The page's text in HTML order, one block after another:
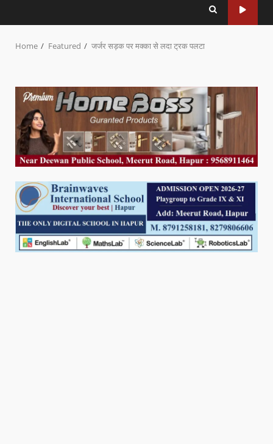
Home Featured जर्जर सड़क पर मक्का से लदा ट्रक पलटा